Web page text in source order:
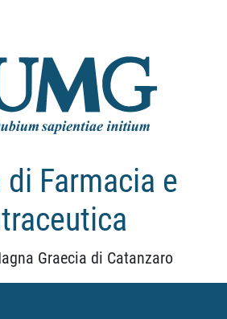
di Farmacia e
Graecia di Catanzaro